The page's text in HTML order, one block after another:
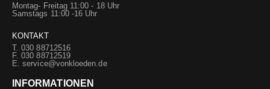
Montag- Freitag 11:00 - 18 Uhr
Samstags 11:00 -16 Uhr
KONTAKT
T. 030 88712516
F. 030 88712519
E.service@vonkloeden.de
INFORMATIONEN